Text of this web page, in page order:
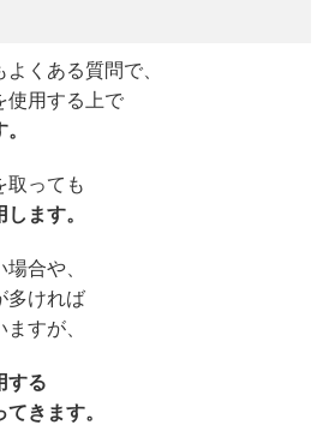
くある質問で、
使用する上で
取っても
ます。
合や、
多ければ
すが、
する
きます。